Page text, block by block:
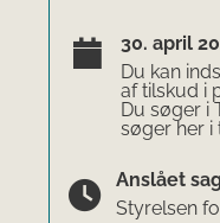
30. april
Du kan
af tilskud i
Du søger i
søger her i
Anslået
Styrelsen